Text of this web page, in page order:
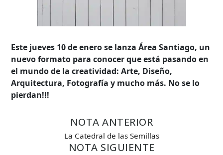
Este jueves 10 de enero se lanza Área Santiago, un
nuevo formato para conocer que está pasando en
el mundo de la creatividad: Arte, Diseño,
Arquitectura, Fotografía y mucho más. No se lo
pierdan!!!
NOTA ANTERIOR
La Catedral de las Semillas
NOTA SIGUIENTE